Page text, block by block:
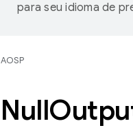
para seu idioma de
AOSP
Null